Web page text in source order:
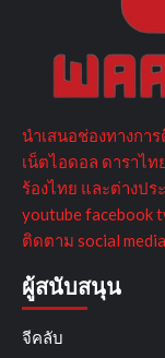
นำเสนอช่องทางกา
เน็ตไอดอล ดาราไท
ร้องไทย และต่างปร
youtube facebook
ติดตาม social
ผู้สนับสนุน
จีคลับ